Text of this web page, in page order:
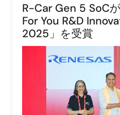
R-Car Gen 5 SoC
For You R&D
2025」を受賞